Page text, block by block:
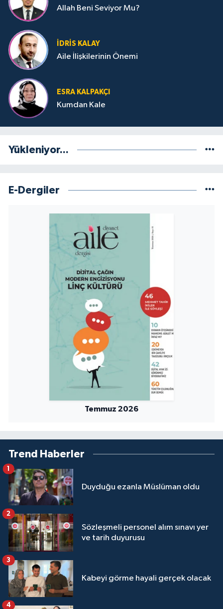
Allah Beni Seviyor Mu?
İDRIS KALAY
Aile İlişkilerinin Önemi
ESRA KALPAKÇI
Kumdan Kale
Yükleniyor...
E-Dergiler
Temmuz 2026
Trend Haberler
Duyduğu ezanla Müslüman oldu
1
Sözleşmeli personel alım sınavı yer
ve tarih duyurusu
2
Kabeyi görme hayali gerçek olacak
3
4